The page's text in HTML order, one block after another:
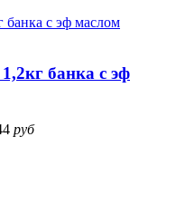
банка с эф
руб